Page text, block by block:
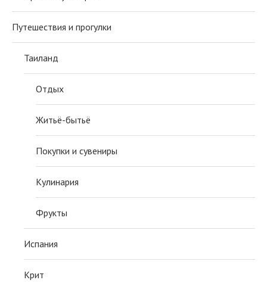
Путешествия и прогулки
Таиланд
Отдых
Житьё-бытьё
Покупки и сувениры
Кулинария
Фрукты
Испания
Крит